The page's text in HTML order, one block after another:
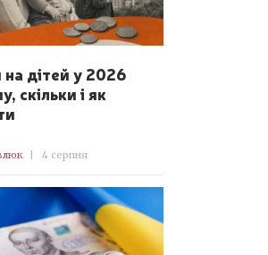
дітей у 2026
скільки і як
| 4 серпня